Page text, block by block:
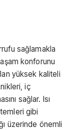
sağlamakla
konforunu
yüksek kaliteli
iç
sağlar. Isı
gibi
üzerinde önemli